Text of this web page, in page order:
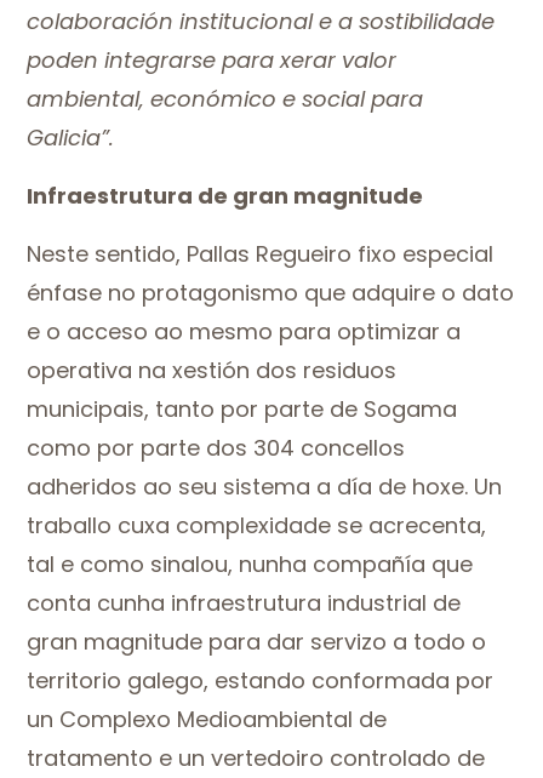
colaboración institucional e a sostibilidade
poden integrarse para xerar valor
ambiental, económico e social para
Galicia”.
Infraestrutura de gran magnitude
Neste sentido, Pallas Regueiro fixo especial
énfase no protagonismo que adquire o dato
e o acceso ao mesmo para optimizar a
operativa na xestión dos residuos
municipais, tanto por parte de Sogama
como por parte dos 304 concellos
adheridos ao seu sistema a día de hoxe. Un
traballo cuxa complexidade se acrecenta,
tal e como sinalou, nunha compañía que
conta cunha infraestrutura industrial de
gran magnitude para dar servizo a todo o
territorio galego, estando conformada por
un Complexo Medioambiental de
tratamento e un vertedoiro controlado de